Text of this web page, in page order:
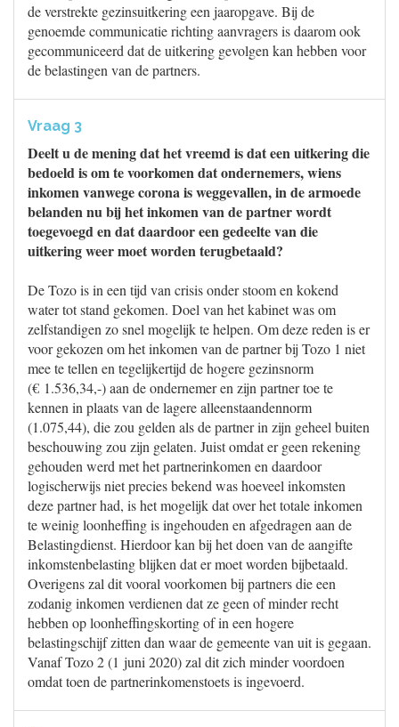
de verstrekte gezinsuitkering een jaaropgave. Bij de
genoemde communicatie richting aanvragers is daarom ook
gecommuniceerd dat de uitkering gevolgen kan hebben voor
de belastingen van de partners.
Vraag 3
Deelt u de mening dat het vreemd is dat een uitkering die
bedoeld is om te voorkomen dat ondernemers, wiens
inkomen vanwege corona is weggevallen, in de armoede
belanden nu bij het inkomen van de partner wordt
toegevoegd en dat daardoor een gedeelte van die
uitkering weer moet worden terugbetaald?
De Tozo is in een tijd van crisis onder stoom en kokend
water tot stand gekomen. Doel van het kabinet was om
zelfstandigen zo snel mogelijk te helpen. Om deze reden is er
voor gekozen om het inkomen van de partner bij Tozo 1 niet
mee te tellen en tegelijkertijd de hogere gezinsnorm
(€ 1.536,34,-) aan de ondernemer en zijn partner toe te
kennen in plaats van de lagere alleenstaandennorm
(1.075,44), die zou gelden als de partner in zijn geheel buiten
beschouwing zou zijn gelaten. Juist omdat er geen rekening
gehouden werd met het partnerinkomen en daardoor
logischerwijs niet precies bekend was hoeveel inkomsten
deze partner had, is het mogelijk dat over het totale inkomen
te weinig loonheffing is ingehouden en afgedragen aan de
Belastingdienst. Hierdoor kan bij het doen van de aangifte
inkomstenbelasting blijken dat er moet worden bijbetaald.
Overigens zal dit vooral voorkomen bij partners die een
zodanig inkomen verdienen dat ze geen of minder recht
hebben op loonheffingskorting of in een hogere
belastingschijf zitten dan waar de gemeente van uit is gegaan.
Vanaf Tozo 2 (1 juni 2020) zal dit zich minder voordoen
omdat toen de partnerinkomenstoets is ingevoerd.